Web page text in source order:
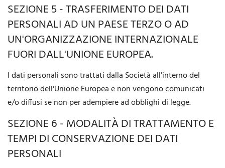
SEZIONE 5 - TRASFERIMENTO DEI DATI
PERSONALI AD UN PAESE TERZO O AD
UN'ORGANIZZAZIONE INTERNAZIONALE
FUORI DALL'UNIONE EUROPEA.
I dati personali sono trattati dalla Società all'interno del
territorio dell'Unione Europea e non vengono comunicati
e/o diffusi se non per adempiere ad obblighi di legge.
SEZIONE 6 - MODALITÀ DI TRATTAMENTO E
TEMPI DI CONSERVAZIONE DEI DATI
PERSONALI